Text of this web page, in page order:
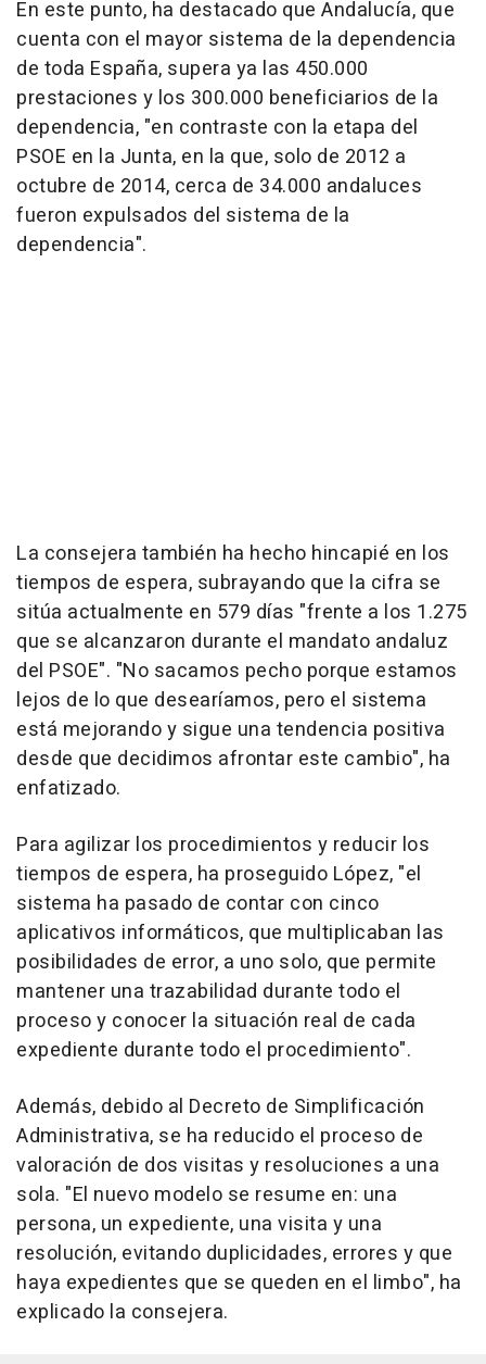
En este punto, ha destacado que Andalucía, que
cuenta con el mayor sistema de la dependencia
de toda España, supera ya las 450.000
prestaciones y los 300.000 beneficiarios de la
dependencia, "en contraste con la etapa del
PSOE en la Junta, en la que, solo de 2012 a
octubre de 2014, cerca de 34.000 andaluces
fueron expulsados del sistema de la
dependencia".
La consejera también ha hecho hincapié en los
tiempos de espera, subrayando que la cifra se
sitúa actualmente en 579 días "frente a los 1.275
que se alcanzaron durante el mandato andaluz
del PSOE". "No sacamos pecho porque estamos
lejos de lo que desearíamos, pero el sistema
está mejorando y sigue una tendencia positiva
desde que decidimos afrontar este cambio", ha
enfatizado.
Para agilizar los procedimientos y reducir los
tiempos de espera, ha proseguido López, "el
sistema ha pasado de contar con cinco
aplicativos informáticos, que multiplicaban las
posibilidades de error, a uno solo, que permite
mantener una trazabilidad durante todo el
proceso y conocer la situación real de cada
expediente durante todo el procedimiento".
Además, debido al Decreto de Simplificación
Administrativa, se ha reducido el proceso de
valoración de dos visitas y resoluciones a una
sola. "El nuevo modelo se resume en: una
persona, un expediente, una visita y una
resolución, evitando duplicidades, errores y que
haya expedientes que se queden en el limbo", ha
explicado la consejera.